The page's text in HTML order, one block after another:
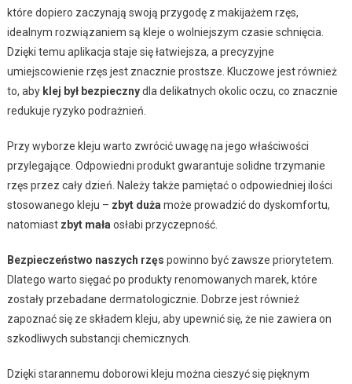
które dopiero zaczynają swoją przygodę z makijażem rzęs,
idealnym rozwiązaniem są kleje o wolniejszym czasie schnięcia.
Dzięki temu aplikacja staje się łatwiejsza, a precyzyjne
umiejscowienie rzęs jest znacznie prostsze. Kluczowe jest również
to, aby klej był bezpiecznydla delikatnych okolic oczu, co znacznie
redukuje ryzyko podrażnień.
Przy wyborze kleju warto zwrócić uwagę na jego właściwości
przylegające. Odpowiedni produkt gwarantuje solidne trzymanie
rzęs przez cały dzień. Należy także pamiętać o odpowiedniej ilości
stosowanego kleju – zbyt duża może prowadzić do dyskomfortu,
natomiast zbyt mała osłabi przyczepność.
Bezpieczeństwo naszych rzęs powinno być zawsze priorytetem.
Dlatego warto sięgać po produkty renomowanych marek, które
zostały przebadane dermatologicznie. Dobrze jest również
zapoznać się ze składem kleju, aby upewnić się, że nie zawiera on
szkodliwych substancji chemicznych.
Dzięki starannemu doborowi kleju można cieszyć się pięknym